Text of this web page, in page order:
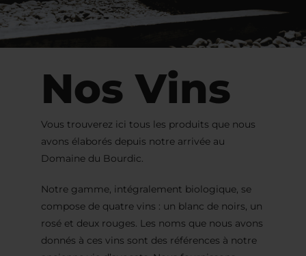
Nos Vins
Vous trouverez ici tous les produits que nous
avons élaborés depuis notre arrivée au
Domaine du Bourdic.
Notre gamme, intégralement biologique, se
compose de quatre vins : un blanc de noirs, un
rosé et deux rouges. Les noms que nous avons
donnés à ces vins sont des références à notre